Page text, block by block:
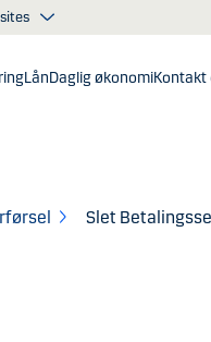
LånDaglig økonomiKontakt
Slet